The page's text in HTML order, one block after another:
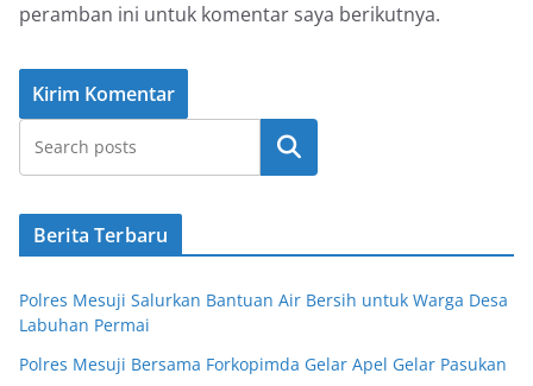
peramban ini untuk komentar saya berikutnya.
Cari
Berita Terbaru
Polres Mesuji Salurkan Bantuan Air Bersih untuk Warga Desa
Labuhan Permai
Polres Mesuji Bersama Forkopimda Gelar Apel Gelar Pasukan